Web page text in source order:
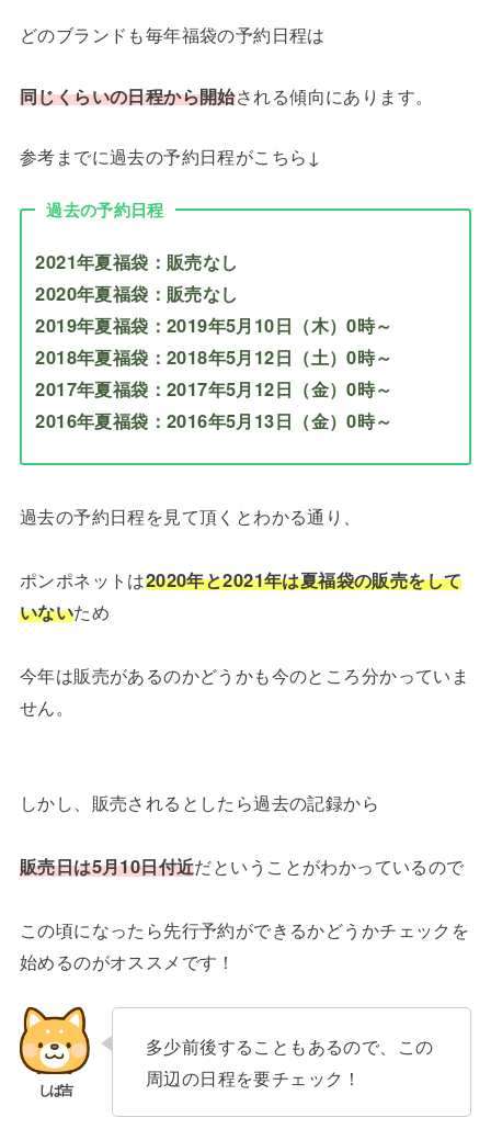
どのブランドも毎年福袋の予約日程は
同じくらいの日程から開始される傾向にあります。
参考までに過去の予約日程がこちら↓
過去の予約日程
2021年夏福袋： 販売なし
2020年夏福袋：販売なし
2019年夏福袋：2019年5月10日（木）0時～
2018年夏福袋：2018年5月12日（土）0時～
2017年夏福袋：2017年5月12日（金）0時～
2016年夏福袋：2016年5月13日（金）0時～
過去の予約日程を見て頂くとわかる通り、
ポンポネットは2020年と2021年は夏福袋の販売をして
いないため
今年は販売があるのかどうかも今のところ分かっていま
せん。
しかし、販売されるとしたら過去の記録から
販売日は5月10日付近だということがわかっているので
この頃になったら先行予約ができるかどうかチェックを
始めるのがオススメです！
多少前後することもあるので、この
周辺の日程を要チェック！